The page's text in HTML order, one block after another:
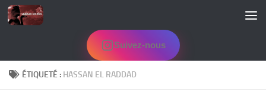
Skip to content
Suivez-nous
ÉTIQUETÉ : HASSAN EL RADDAD